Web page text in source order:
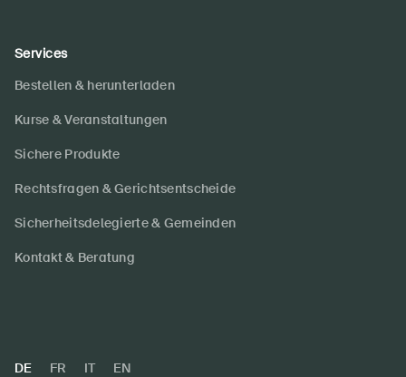
Services
Bestellen & herunterladen
Kurse & Veranstaltungen
Sichere Produkte
Rechtsfragen & Gerichtsentscheide
Sicherheitsdelegierte & Gemeinden
Kontakt & Beratung
DE FR IT EN